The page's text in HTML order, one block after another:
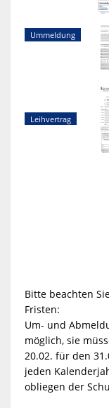
Ummeldung
Leihvertrag
Bitte beachten
Fristen:
Um- und
möglich, sie
20.02. für den
jeden
obliegen der